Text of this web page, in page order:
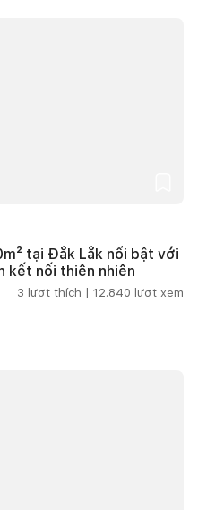
tại Đắk Lắk nổi bật với
kết nối thiên nhiên
3 lượt thích | 12.840 lượt xem